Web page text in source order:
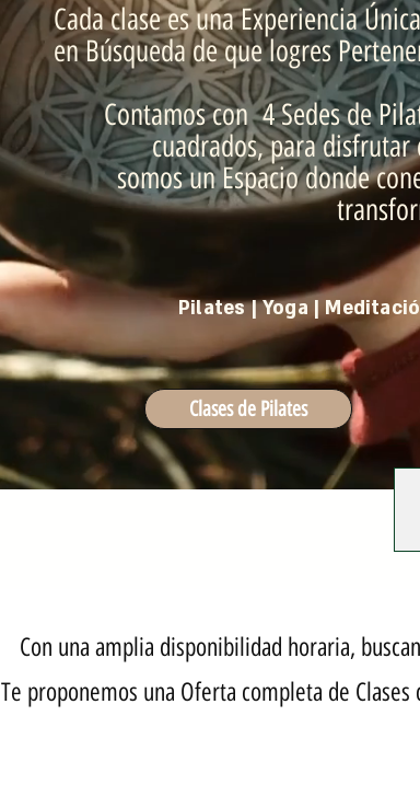
Cada clase es una Experiencia
en Búsqueda de que logres
Contamos con 4 Sedes de
cuadrados, para disfrutar
somos un Espacio donde
Pilates | Yoga |
Clases de Pilates
Con una amplia disponibilidad horaria,
Te proponemos una Oferta completa de